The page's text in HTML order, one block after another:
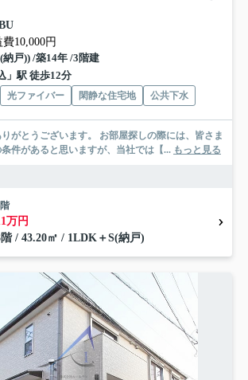
10,000円
戸)) /築14年 /3階建
」駅 徒歩12分
光ファイバー 閑静な住宅地 公共下水
ます。 お部屋探しの際には、皆さま
件があると思いますが、当社では【... もっと見る
万円
/ 43.20㎡ / 1LDK＋S(納戸)